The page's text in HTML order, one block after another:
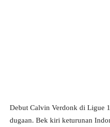
Debut Calvin Verdonk di Ligue
dugaan. Bek kiri keturunan